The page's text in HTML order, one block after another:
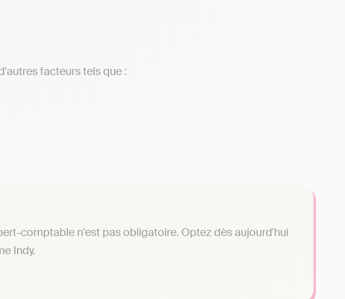
facteurs tels que :
comptable n'est pas obligatoire. Optez dès aujourd'hui
Indy.